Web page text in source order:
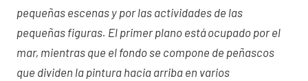
pequeñas escenas y por las actividades de las
pequeñas figuras. El primer plano está ocupado por el
mar, mientras que el fondo se compone de peñascos
que dividen la pintura hacia arriba en varios